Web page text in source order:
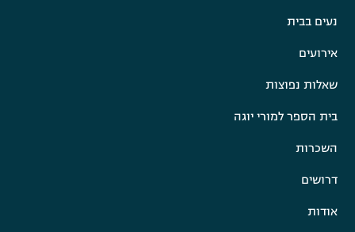
נעים בבית
אירועים
שאלות נפוצות
בית הספר למורי יוגה
השכרות
דרושים
אודות